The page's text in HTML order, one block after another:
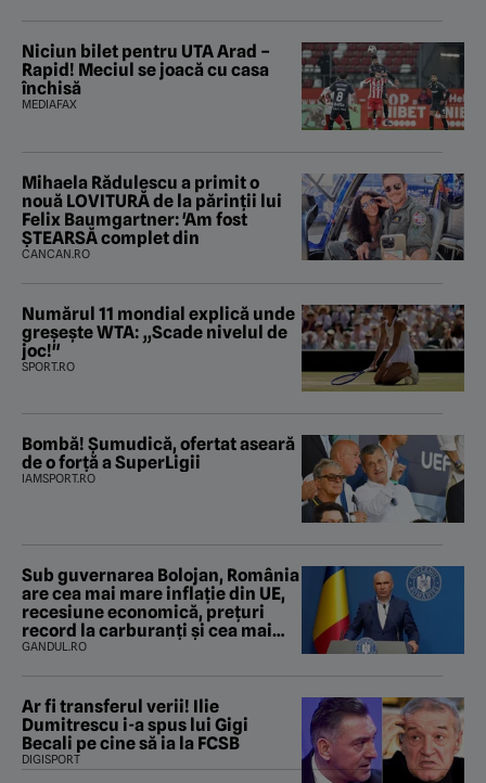
Niciun bilet pentru UTA Arad –
Rapid! Meciul se joacă cu casa
închisă
MEDIAFAX
Mihaela Rădulescu a primit o
nouă LOVITURĂ de la părinții lui
Felix Baumgartner: 'Am fost
ȘTEARSĂ complet din
CANCAN.RO
Numărul 11 mondial explică unde
greșește WTA: „Scade nivelul de
joc!"
SPORT.RO
Bombă! Șumudică, ofertat aseară
de o forță a SuperLigii
IAMSPORT.RO
Sub guvernarea Bolojan, România
are cea mai mare inflație din UE,
recesiune economică, prețuri
record la carburanți și cea mai
gravă criză energetică de la
dacă își cere scuze
GANDUL.RO
Ar fi transferul verii! Ilie
Dumitrescu i-a spus lui Gigi
Becali pe cine să ia la FCSB
DIGISPORT